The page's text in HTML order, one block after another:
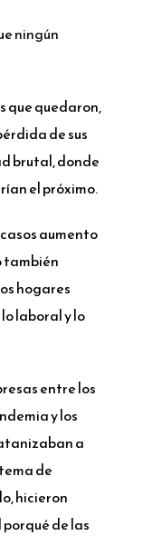
ningún
que quedaron,
de sus
brutal, donde
el próximo.
aumento
también
hogares
laboral y lo
entre los
y los
a
de
hicieron
de las